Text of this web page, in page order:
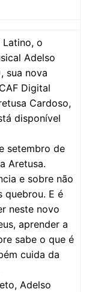
Latino, o
Adelso
sua nova
Digital
Cardoso,
disponível
setembro de
Aretusa.
e sobre não
quebrou. E é
neste novo
aprender a
sabe o que é
cuida da
Adelso